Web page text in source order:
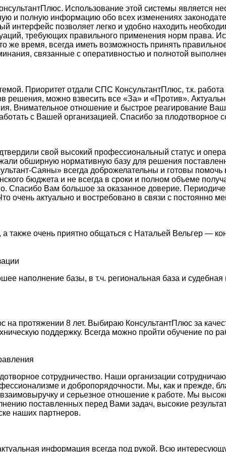
Использование этой системы является
и полную информацию обо всех изменениях
интерфейс позволяет легко и удобно находить
требующих правильного применения норм права.
же время, всегда иметь возможность принять
связанные с оперативностью и полнотой
Приоритет отдали СПС КонсультантПлюс, т.к.
решения, можно взвесить все «За» и «Против».
Внимательное отношение и быстрое реагирование
с Вашей организацией. Спасибо за плодотворное
свой высокий профессиональный статус и
обширную нормативную базу для решения
Саяны» всегда доброжелательны и готовы
бюджета и не всегда в сроки и полном объеме
Спасибо Вам большое за оказанное доверие.
очень актуально и востребовано в связи с постоянно
также очень приятно общаться с Натальей Вельгер —
наполнение базы, в т.ч. региональная база и судебная
на протяжении 8 лет. Выбираю КонсультантПлюс за
поддержку. Всегда можно пройти обучение по
сотрудничество. Наши организации
и добропорядочности. Мы, как и прежде,
и серьезное отношение к работе. Мы
поставленных перед Вами задач, высокие
наших партнеров.
информация всегда под рукой. Всю